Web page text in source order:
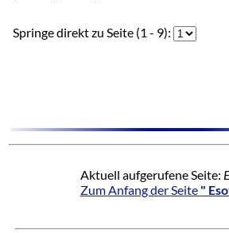
Springe direkt zu Seite (1 - 9):
Aktuell aufgerufene Seite:
Zum Anfang der Seite "